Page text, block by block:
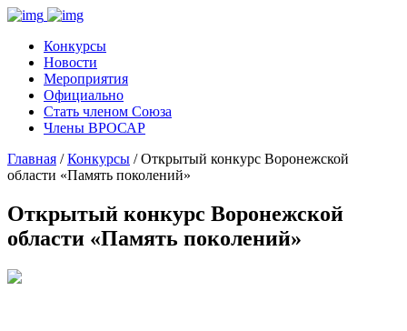
Конкурсы
Новости
Мероприятия
Официально
Стать членом Союза
Члены ВРОСАР
Главная /Конкурсы / Открытый конкурс Воронежской
области «Память поколений»
Открытый конкурс Воронежской
области «Память поколений»